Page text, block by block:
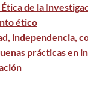
de la
ético
independencia,
prácticas en